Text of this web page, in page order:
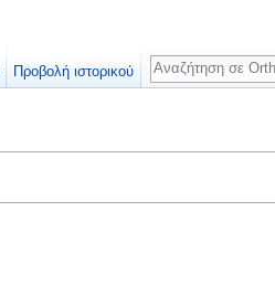
Προβολή ιστορικού
Αναζήτηση